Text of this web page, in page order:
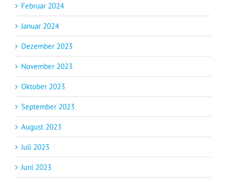
Februar 2024
Januar 2024
Dezember 2023
November 2023
Oktober 2023
September 2023
August 2023
Juli 2023
Juni 2023